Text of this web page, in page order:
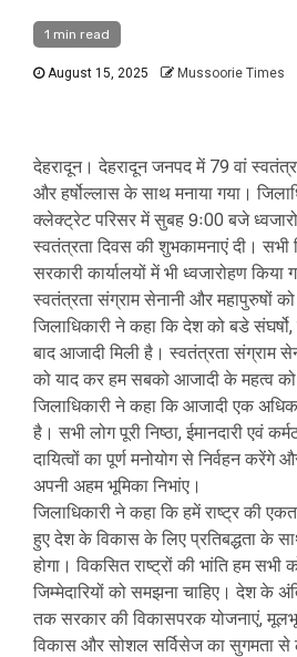
1 min read
August 15, 2025 Mussoorie Times
देहरादून। देहरादून जनपद में 79 वां
और हर्षोल्लास के साथ मनाया गया।
क्लेक्ट्रेट परिसर में सुबह 9ः00 बजे
स्वतंत्रता दिवस की शुभकामनाएं दी। सभी
सरकारी कार्यालयों में भी ध्वजारोहण किया
स्वतंत्रता संग्राम सेनानी और महापुरुषों
जिलाधिकारी ने कहा कि देश को बडे
बाद आजादी मिली है। स्वतंत्रता संग्राम
को याद कर हम सबको आजादी के महत्व को
जिलाधिकारी ने कहा कि आजादी एक
है। सभी लोग पूरी निष्ठा, ईमानदारी एवं
दायित्वों का पूर्ण मनोयोग से निर्वहन करेंगे
अपनी अहम भूमिका निभांए।
जिलाधिकारी ने कहा कि हमें राष्ट्र की
हुए देश के विकास के लिए प्रतिबद्धता के
होगा। विकसित राष्ट्रों की भांति हम
जिम्मेदारियों को समझना चाहिए। देश के
तक सरकार की विकासपरक योजनाएं,
विकास और सोशल सर्विसेज का सुगमता से